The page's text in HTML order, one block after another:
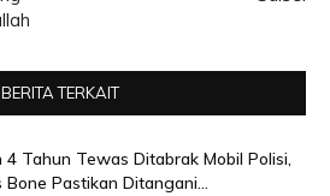
BERITA TERKAIT
4 Tahun Tewas Ditabrak Mobil Polisi,
Bone Pastikan Ditangani...